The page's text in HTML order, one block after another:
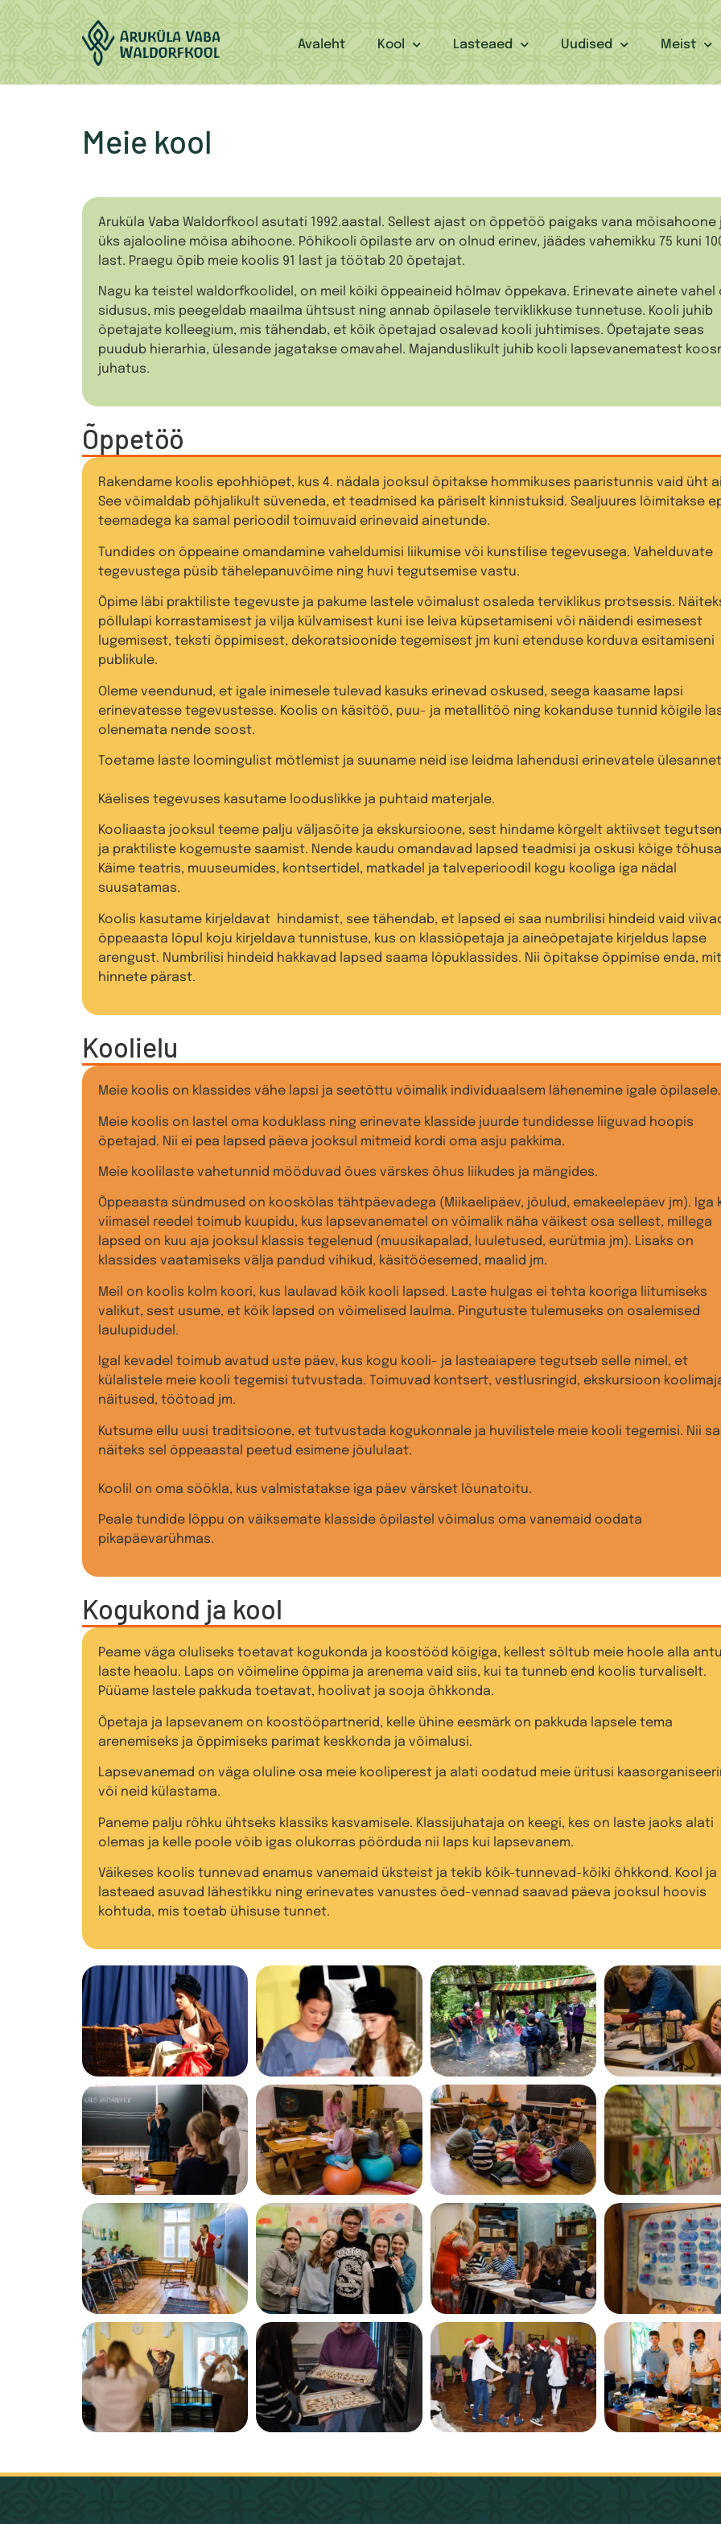
Avaleht Kool Lasteaed Uudised Meist
Meie kool
Aruküla Vaba Waldorfkool asutati 1992.aastal. Sellest ajast on õppetöö paigaks vana mõisahoone
üks ajalooline mõisa abihoone. Põhikooli õpilaste arv on olnud erinev, jäädes vahemikku 75 kuni
last. Praegu õpib meie koolis 91 last ja töötab 20 õpetajat.
Nagu ka teistel waldorfkoolidel, on meil kõiki õppeaineid hõlmav õppekava. Erinevate ainete vahel
sidusus, mis peegeldab maailma ühtsust ning annab õpilasele terviklikkuse tunnetuse. Kooli juhib
õpetajate kolleegium, mis tähendab, et kõik õpetajad osalevad kooli juhtimises. Õpetajate seas
puudub hierarhia, ülesande jagatakse omavahel. Majanduslikult juhib kooli lapsevanematest
juhatus.
Õppetöö
Rakendame koolis epohhiõpet, kus 4. nädala jooksul õpitakse hommikuses paaristunnis vaid üht
See võimaldab põhjalikult süveneda, et teadmised ka päriselt kinnistuksid. Sealjuures lõimitakse
teemadega ka samal perioodil toimuvaid erinevaid ainetunde.
Tundides on õppeaine omandamine vaheldumisi liikumise või kunstilise tegevusega. Vahelduvate
tegevustega püsib tähelepanuvõime ning huvi tegutsemise vastu.
Õpime läbi praktiliste tegevuste ja pakume lastele võimalust osaleda terviklikus protsessis.
põllulapi korrastamisest ja vilja külvamisest kuni ise leiva küpsetamiseni või näidendi esimesest
lugemisest, teksti õppimisest, dekoratsioonide tegemisest jm kuni etenduse korduva esitamiseni
publikule.
Oleme veendunud, et igale inimesele tulevad kasuks erinevad oskused, seega kaasame lapsi
erinevatesse tegevustesse. Koolis on käsitöö, puu- ja metallitöö ning kokanduse tunnid kõigile
olenemata nende soost.
Toetame laste loomingulist mõtlemist ja suuname neid ise leidma lahendusi erinevatele
Käelises tegevuses kasutame looduslikke ja puhtaid materjale.
Kooliaasta jooksul teeme palju väljasõite ja ekskursioone, sest hindame kõrgelt aktiivset
ja praktiliste kogemuste saamist. Nende kaudu omandavad lapsed teadmisi ja oskusi kõige
Käime teatris, muuseumides, kontsertidel, matkadel ja talveperioodil kogu kooliga iga nädal
suusatamas.
Koolis kasutame kirjeldavat hindamist, see tähendab, et lapsed ei saa numbrilisi hindeid vaid
õppeaasta lõpul koju kirjeldava tunnistuse, kus on klassiõpetaja ja aineõpetajate kirjeldus lapse
arengust. Numbrilisi hindeid hakkavad lapsed saama lõpuklassides. Nii õpitakse õppimise enda,
hinnete pärast.
Koolielu
Meie koolis on klassides vähe lapsi ja seetõttu võimalik individuaalsem lähenemine igale õpilasele.
Meie koolis on lastel oma koduklass ning erinevate klasside juurde tundidesse liiguvad hoopis
õpetajad. Nii ei pea lapsed päeva jooksul mitmeid kordi oma asju pakkima.
Meie koolilaste vahetunnid mööduvad õues värskes õhus liikudes ja mängides.
Õppeaasta sündmused on kooskõlas tähtpäevadega (Miikaelipäev, jõulud, emakeelepäev jm). Iga
viimasel reedel toimub kuupidu, kus lapsevanematel on võimalik näha väikest osa sellest, millega
lapsed on kuu aja jooksul klassis tegelenud (muusikapalad, luuletused, eurütmia jm). Lisaks on
klassides vaatamiseks välja pandud vihikud, käsitööesemed, maalid jm.
Meil on koolis kolm koori, kus laulavad kõik kooli lapsed. Laste hulgas ei tehta kooriga liitumiseks
valikut, sest usume, et kõik lapsed on võimelised laulma. Pingutuste tulemuseks on osalemised
laulupidudel.
Igal kevadel toimub avatud uste päev, kus kogu kooli- ja lasteaiapere tegutseb selle nimel, et
külalistele meie kooli tegemisi tutvustada. Toimuvad kontsert, vestlusringid, ekskursioon
näitused, töötoad jm.
Kutsume ellu uusi traditsioone, et tutvustada kogukonnale ja huvilistele meie kooli tegemisi. Nii
näiteks sel õppeaastal peetud esimene jõululaat.
Koolil on oma söökla, kus valmistatakse iga päev värsket lõunatoitu.
Peale tundide lõppu on väiksemate klasside õpilastel võimalus oma vanemaid oodata
pikapäevarühmas.
Kogukond ja kool
Peame väga oluliseks toetavat kogukonda ja koostööd kõigiga, kellest sõltub meie hoole alla
laste heaolu. Laps on võimeline õppima ja arenema vaid siis, kui ta tunneb end koolis turvaliselt.
Püüame lastele pakkuda toetavat, hoolivat ja sooja õhkkonda.
Õpetaja ja lapsevanem on koostööpartnerid, kelle ühine eesmärk on pakkuda lapsele tema
arenemiseks ja õppimiseks parimat keskkonda ja võimalusi.
Lapsevanemad on väga oluline osa meie kooliperest ja alati oodatud meie üritusi
või neid külastama.
Paneme palju rõhku ühtseks klassiks kasvamisele. Klassijuhataja on keegi, kes on laste jaoks alati
olemas ja kelle poole võib igas olukorras pöörduda nii laps kui lapsevanem.
Väikeses koolis tunnevad enamus vanemaid üksteist ja tekib kõik-tunnevad-kõiki õhkkond. Kool ja
lasteaed asuvad lähestikku ning erinevates vanustes õed-vennad saavad päeva jooksul hoovis
kohtuda, mis toetab ühisuse tunnet.